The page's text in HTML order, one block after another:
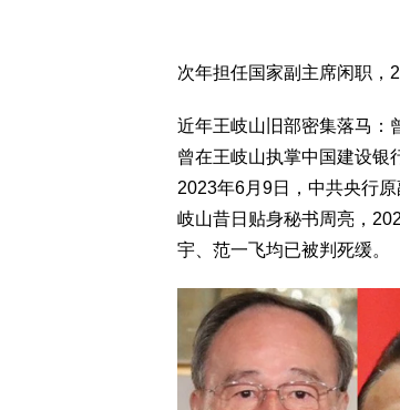
次年担任国家副主席闲职，
近年王岐山旧部密集落马：
曾在王岐山执掌中国建设银
2023年6月9日，中共央行
岐山昔日贴身秘书周亮，
宇、范一飞均已被判死缓。